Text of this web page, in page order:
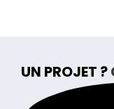
UN PROJET ?